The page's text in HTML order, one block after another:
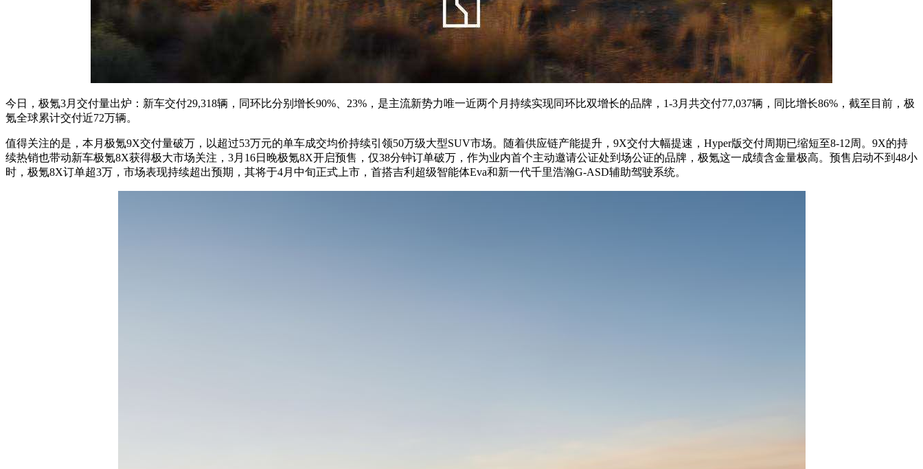
今日，极氪3月交付量出炉：新车交付29,318辆，同环比分别增长90%、23%，是主流新势力唯一近两个月持续实现同环比双增长的品牌，1-3月共交付77,037辆，同比增长86%，截至目前，极
氪全球累计交付近72万辆。
值得关注的是，本月极氪9X交付量破万，以超过53万元的单车成交均价持续引领50万级大型SUV市场。随着供应链产能提升，9X交付大幅提速，Hyper版交付周期已缩短至8-12周。9X的持
续热销也带动新车极氪8X获得极大市场关注，3月16日晚极氪8X开启预售，仅38分钟订单破万，作为业内首个主动邀请公证处到场公证的品牌，极氪这一成绩含金量极高。预售启动不到48小
时，极氪8X订单超3万，市场表现持续超出预期，其将于4月中旬正式上市，首搭吉利超级智能体Eva和新一代千里浩瀚G-ASD辅助驾驶系统。